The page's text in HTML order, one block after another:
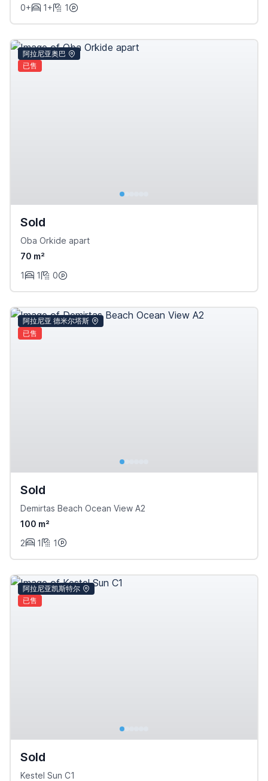
0+
1+ 1
阿拉尼亚奥巴
已售
Sold
Oba Orkide apart
70 m²
1
1 0
阿拉尼亚 德米尔塔斯
已售
Sold
Demirtas Beach Ocean View A2
100 m²
2
1 1
阿拉尼亚凯斯特尔
已售
Sold
Kestel Sun C1